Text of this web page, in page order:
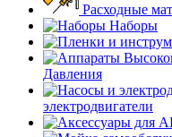
Расходные
Наборы
Давления
электродвигатели